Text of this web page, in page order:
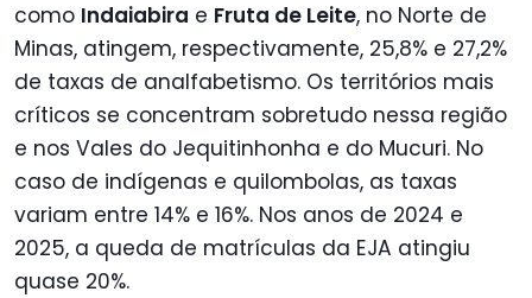
como Indaiabira e Fruta de Leite, no Norte de
Minas, atingem, respectivamente, 25,8% e 27,2%
de taxas de analfabetismo. Os territórios mais
críticos se concentram sobretudo nessa região
e nos Vales do Jequitinhonha e do Mucuri. No
caso de indígenas e quilombolas, as taxas
variam entre 14% e 16%. Nos anos de 2024 e
2025, a queda de matrículas da EJA atingiu
quase 20%.